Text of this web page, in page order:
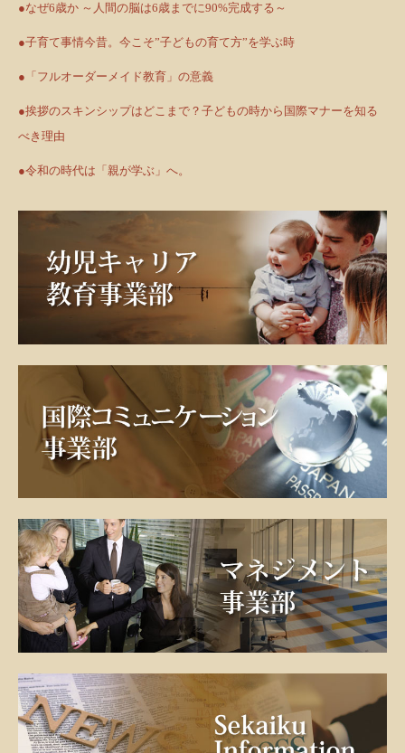
●なぜ6歳か ～人間の脳は6歳までに90%完成する～
●子育て事情今昔。今こそ”子どもの育て方”を学ぶ時
●「フルオーダーメイド教育」の意義
●挨拶のスキンシップはどこまで？子どもの時から国際マナーを知る
べき理由
●令和の時代は「親が学ぶ」へ。